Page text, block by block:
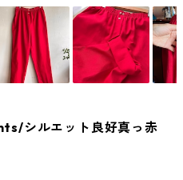
シルエット良好真っ赤